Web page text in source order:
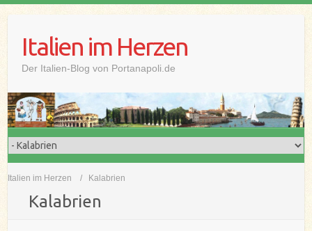
contentItalien im Herzen
Der Italien-Blog von Portanapoli.de
Italien im Herzen Kalabrien
Kalabrien